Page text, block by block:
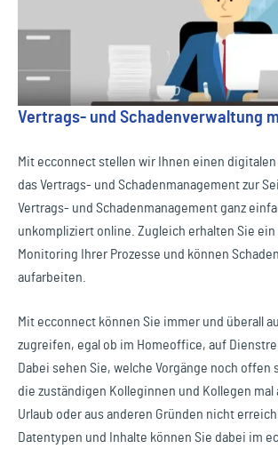
Vertrags- und Schadenverwaltung
Mit ecconnect stellen wir Ihnen einen
das Vertrags- und Schadenmanagement zur
Vertrags- und Schadenmanagement ganz
unkompliziert online. Zugleich erhalten Sie
Monitoring Ihrer Prozesse und können
aufarbeiten.
Mit ecconnect können Sie immer und überall
zugreifen, egal ob im Homeoffice, auf
Dabei sehen Sie, welche Vorgänge noch offen
die zuständigen Kolleginnen und Kollegen mal
Urlaub oder aus anderen Gründen nicht
Datentypen und Inhalte können Sie dabei im